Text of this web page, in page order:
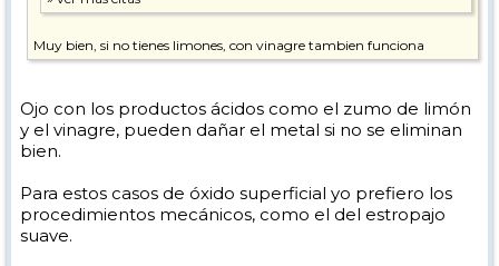
Muy bien, si no tienes limones, con vinagre tambien funciona
Ojo con los productos ácidos como el zumo de limón
y el vinagre, pueden dañar el metal si no se eliminan
bien.
Para estos casos de óxido superficial yo prefiero los
procedimientos mecánicos, como el del estropajo
suave.